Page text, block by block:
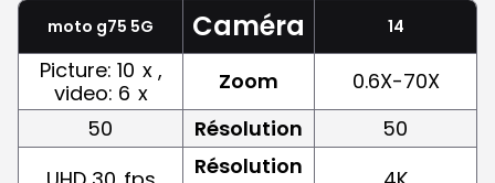
moto g75 5G Caméra 14
Picture: 10 x ,
video: 6 x Zoom
0.6X-70X
50
Résolution
50
Résolution